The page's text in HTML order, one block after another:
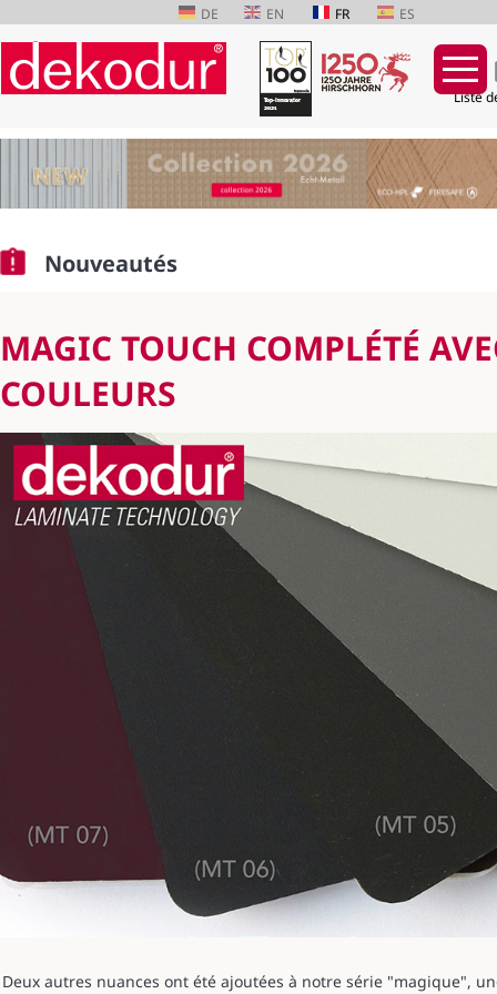
DE EN FR ES
Liste
Aller
contenu
Nouveautés
MAGIC TOUCH COMPLÉTÉ
COULEURS
Deux autres nuances ont été ajoutées à notre série "magique",